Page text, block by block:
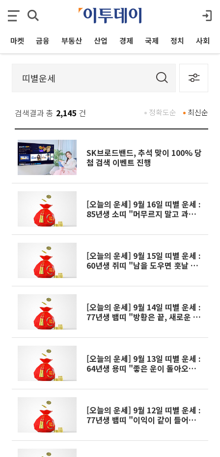
마켓 금융 부동산 산업 경제 국제 정치 사회
검색결과 총 2,145 건 최신순
정확도순
SK브로드밴드, 추석 맞이 100% 당
첨 검색 이벤트 진행
[오늘의 운세] 9월 16일 띠별 운세 :
85년생 소띠 "머무르지 말고 과감히
[오늘의 운세] 9월 15일 띠별 운세 :
60년생 쥐띠 "남을 도우면 훗날 큰
[오늘의 운세] 9월 14일 띠별 운세 :
77년생 뱀띠 "방황은 끝, 새로운 시
[오늘의 운세] 9월 13일 띠별 운세 :
64년생 용띠 "좋은 운이 돌아오니
[오늘의 운세] 9월 12일 띠별 운세 :
77년생 뱀띠 "이익이 같이 들어오니